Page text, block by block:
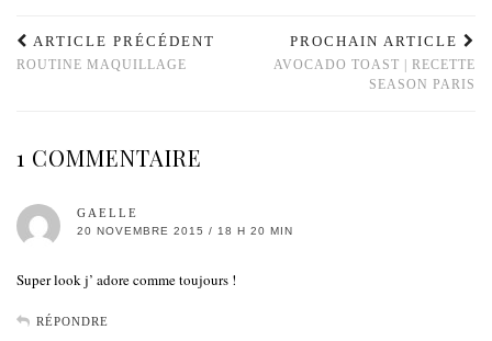
fenêtre) fenêtre)
ARTICLE PRÉCÉDENT
ROUTINE MAQUILLAGE
PROCHAIN ARTICLE
AVOCADO TOAST | RECETTE
SEASON PARIS
1 COMMENTAIRE
GAELLE
20 NOVEMBRE 2015 / 18 H 20 MIN
Super look j’ adore comme toujours !
RÉPONDRE